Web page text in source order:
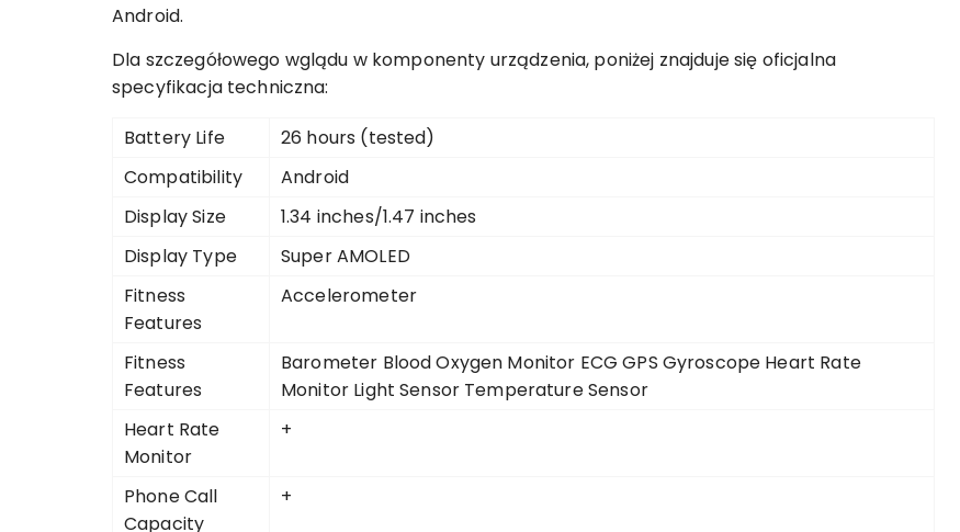
Android.
Dla szczegółowego wglądu w komponenty urządzenia, poniżej znajduje się oficjalna
specyfikacja techniczna:
Battery Life
26 hours (tested)
Compatibility
Android
Display Size
1.34 inches/1.47 inches
Display Type
Super AMOLED
Fitness
Features
Accelerometer
Fitness
Features
Barometer Blood Oxygen Monitor ECG GPS Gyroscope Heart Rate
Monitor Light Sensor Temperature Sensor
Heart Rate
Monitor
+
Phone Call
Capacity
+